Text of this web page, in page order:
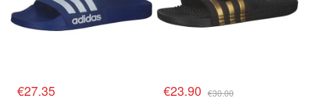
€27.35 €23.90 €30.00